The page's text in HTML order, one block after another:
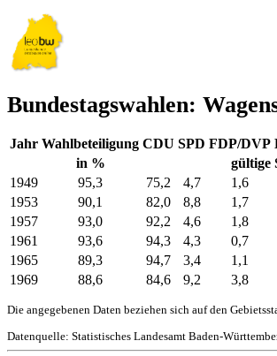
Bundestagswahlen:
Jahr Wahlbeteiligung CDU SPD FDP/DVP
in %
gültige
1949
95,3 75,2 4,7 1,6
1953
90,1 82,0 8,8 1,7
1957
93,0 92,2 4,6 1,8
1961
93,6 94,3 4,3 0,7
1965
89,3 94,7 3,4 1,1
1969
88,6 84,6 9,2 3,8
Die angegebenen Daten beziehen sich auf den
Datenquelle: Statistisches Landesamt Baden-